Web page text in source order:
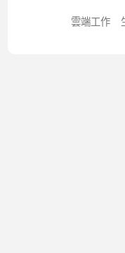
雲端工作